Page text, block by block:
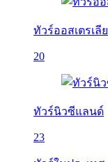
ทัวร์ออสเตรเลีย
20
ทัวร์นิวซีแลนด์
23